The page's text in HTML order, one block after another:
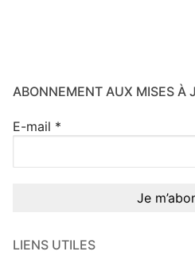
ABONNEMENT AUX MISES À
E-mail *
LIENS UTILES